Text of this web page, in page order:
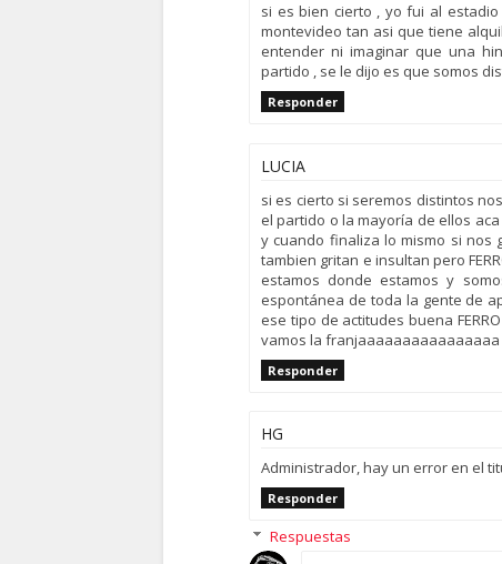
si es bien cierto , yo fui al
montevideo tan asi que tiene
entender ni imaginar que una
partido , se le dijo es que somos
Responder
LUCIA
si es cierto si seremos distintos
el partido o la mayoría de ellos
y cuando finaliza lo mismo si nos
tambien gritan e insultan pero
estamos donde estamos y
espontánea de toda la gente de
ese tipo de actitudes buena
vamos la franjaaaaaaaaaaaaaaaa
Responder
HG
Administrador, hay un error en el
Responder
Respuestas